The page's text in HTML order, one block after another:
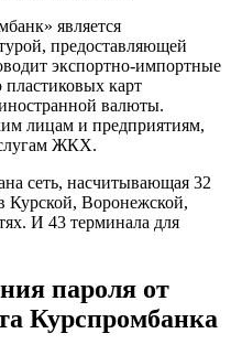
является
предоставляющей
экспортно-импортные
карт
валюты.
лицам и предприятиям,
ЖКХ.
сеть, насчитывающая 32
Курской, Воронежской,
И 43 терминала для
пароля от
Курспромбанка